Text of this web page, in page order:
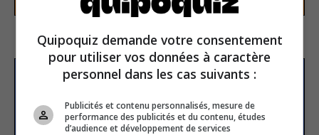
newsletter
Quipoquiz demande votre consentement
pour utiliser vos données à caractère
personnel dans les cas suivants :
Publicités et contenu personnalisés, mesure de
performance des publicités et du contenu, études
d’audience et développement de services